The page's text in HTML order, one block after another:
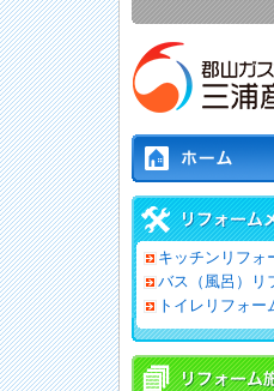
キッチンリフォ
バス（風呂）リ
トイレリフォー